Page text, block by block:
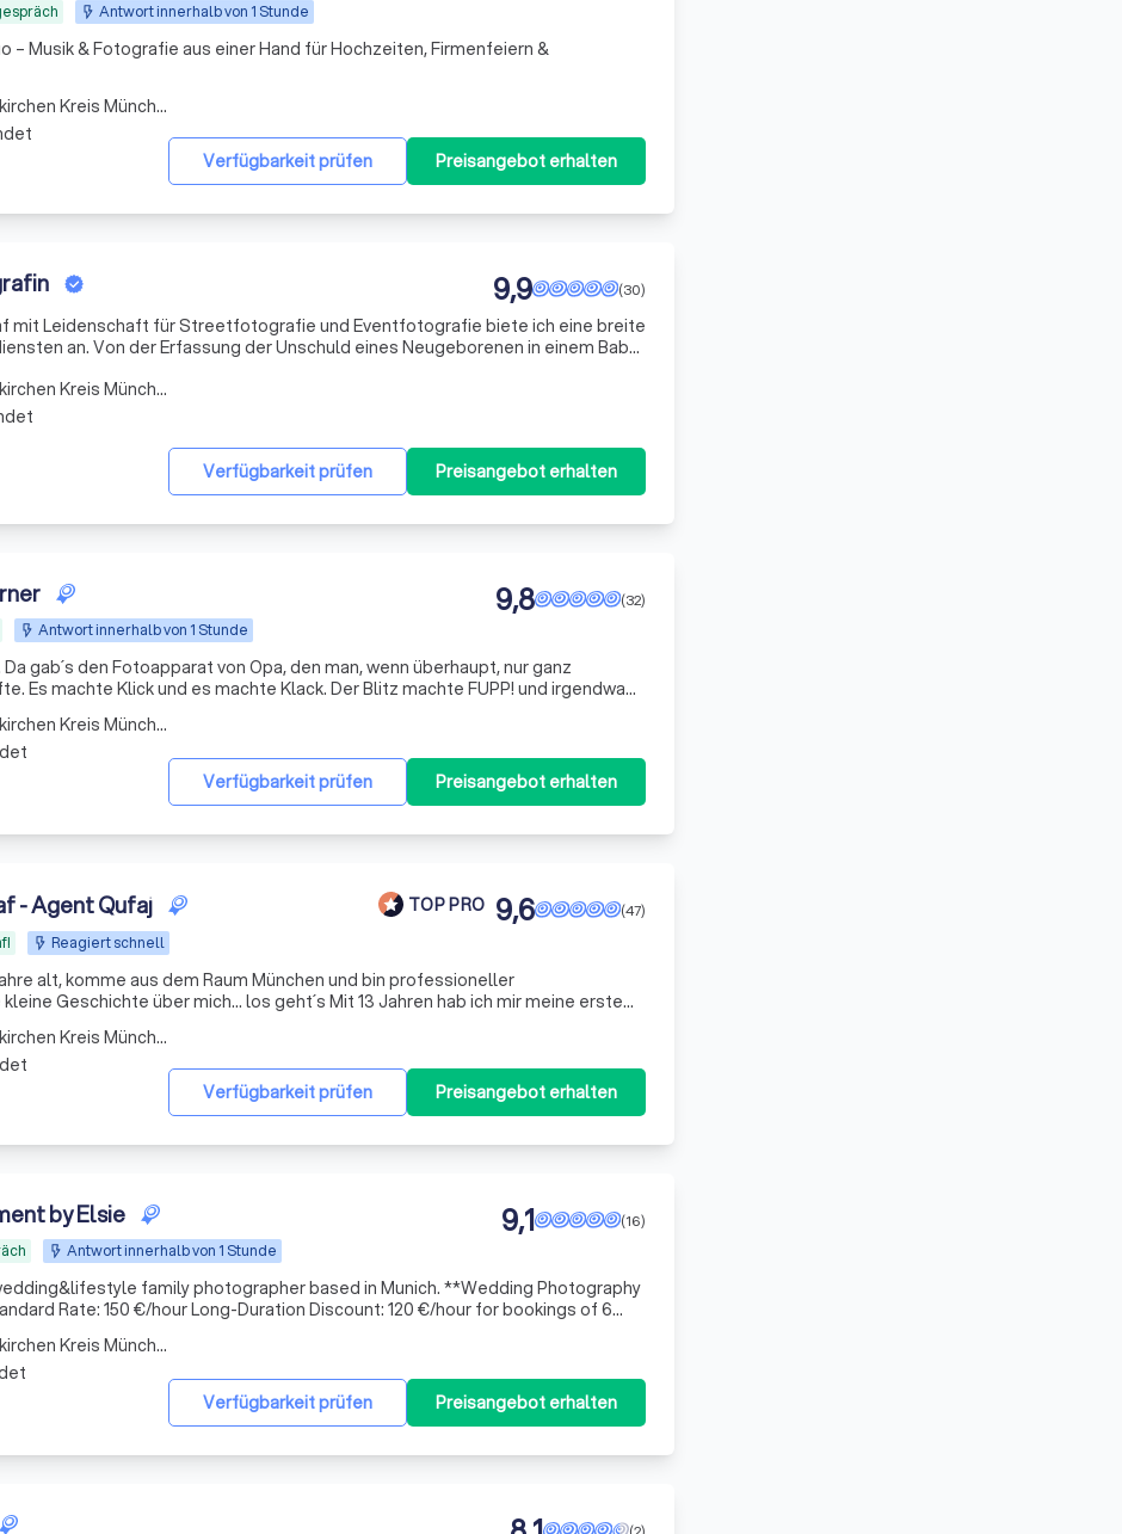
Antwort innerhalb von 1 Stunde
– Musik & Fotografie aus einer Hand für Hochzeiten, Firmenfeiern &
Verfügbarkeit prüfen Preisangebot erhalten
Arbeitsbereich Taufkirchen Kreis München
(30)
9,9
mit Leidenschaft für Streetfotografie und Eventfotografie biete ich eine breite
an. Von der Erfassung der Unschuld eines Neugeborenen in einem Baby-
Verfügbarkeit prüfen Preisangebot erhalten
Arbeitsbereich Taufkirchen Kreis München
Antwort innerhalb von 1 Stunde
(32)
9,8
gab´s den Fotoapparat von Opa, den man, wenn überhaupt, nur ganz
Es machte Klick und es machte Klack. Der Blitz machte FUPP! und irgendwann
der Kasten. Damals hatte ich keine Ahnung, was da eigentlich vor sich g
Verfügbarkeit prüfen Preisangebot erhalten
Arbeitsbereich Taufkirchen Kreis München
- Agent Qufaj TOP PRO
Reagiert schnell
(47)
9,6
alt, komme aus dem Raum München und bin professioneller
Verfügbarkeit prüfen Preisangebot erhalten
Arbeitsbereich Taufkirchen Kreis München
by Elsie
Antwort innerhalb von 1 Stunde
(16)
9,1
family photographer based in Munich. **Wedding Photography
Rate: 150 €/hour Long-Duration Discount: 120 €/hour for bookings of 6
Verfügbarkeit prüfen Preisangebot erhalten
Arbeitsbereich Taufkirchen Kreis München